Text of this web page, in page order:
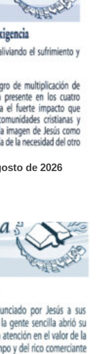
de 2026